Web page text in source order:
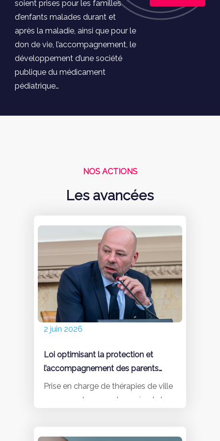
soient prises pour les familles
d’enfants malades durant et
après la maladie, ainsi que pour le
don de vie, l’accompagnement, le
développement d’une société
publique du médicament
pédiatrique…
NOS ACTIONS
Les avancées
2 juin 2026
Loi optimisant la protection et
l’accompagnement des parents
d’enfants atteints de cancers,
maladies graves et handicaps
Prise en charge de thérapies de ville
auparavant non remboursés et du